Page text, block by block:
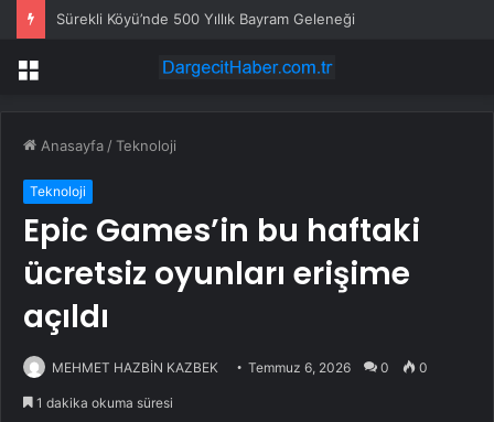
Sürekli Köyü’nde 500 Yıllık Bayram Geleneği
Menü
Anasayfa /Teknoloji
Teknoloji
Epic Games’in bu haftaki
ücretsiz oyunları erişime
açıldı
MEHMET HAZBİN KAZBEK Temmuz 6, 2026 0 0
1 dakika okuma süresi